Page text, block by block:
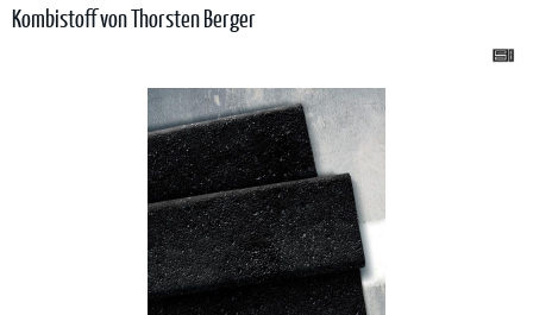
Kombistoff von Thorsten Berger